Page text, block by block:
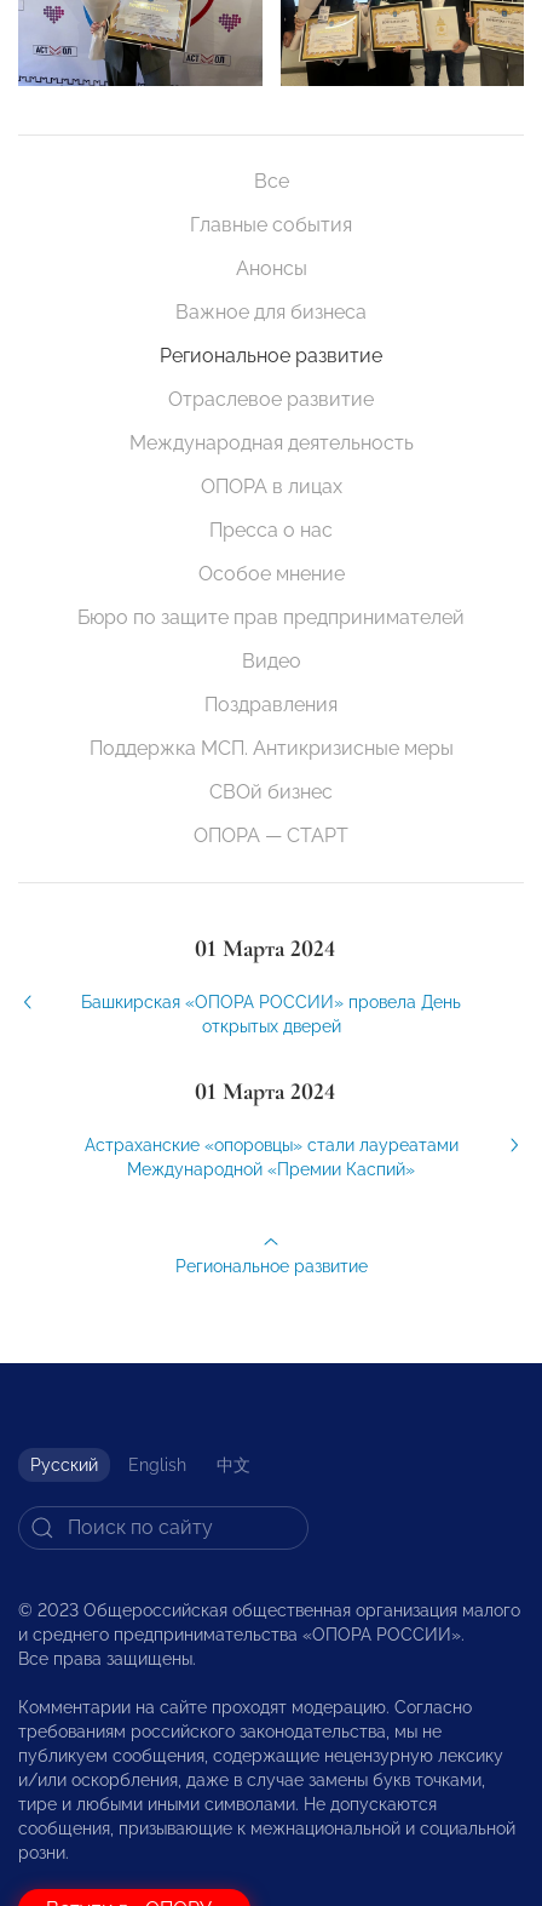
Все
Главные события
Анонсы
Важное для бизнеса
Региональное развитие
Отраслевое развитие
Международная деятельность
ОПОРА в лицах
Пресса о нас
Особое мнение
Бюро по защите прав предпринимателей
Видео
Поздравления
Поддержка МСП. Антикризисные меры
СВОй бизнес
ОПОРА — СТАРТ
01 Марта 2024
Башкирская «ОПОРА РОССИИ» провела День
открытых дверей
01 Марта 2024
Астраханские «опоровцы» стали лауреатами
Международной «Премии Каспий»
Региональное развитие
Русский English 中文
© 2023 Общероссийская общественная организация малого
и среднего предпринимательства «ОПОРА РОССИИ».
Все права защищены.
Комментарии на сайте проходят модерацию. Согласно
требованиям российского законодательства, мы не
публикуем сообщения, содержащие нецензурную лексику
и/или оскорбления, даже в случае замены букв точками,
тире и любыми иными символами. Не допускаются
сообщения, призывающие к межнациональной и социальной
розни.